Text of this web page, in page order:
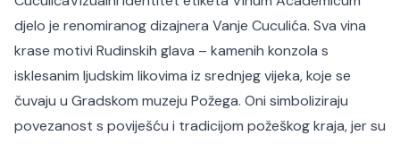
djelo je renomiranog dizajnera Vanje Cuculića. Sva vina
krase motivi Rudinskih glava – kamenih konzola s
isklesanim ljudskim likovima iz srednjeg vijeka, koje se
čuvaju u Gradskom muzeju Požega. Oni simboliziraju
povezanost s poviješću i tradicijom požeškog kraja, jer su